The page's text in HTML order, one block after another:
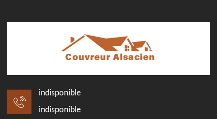
indisponible
indisponible